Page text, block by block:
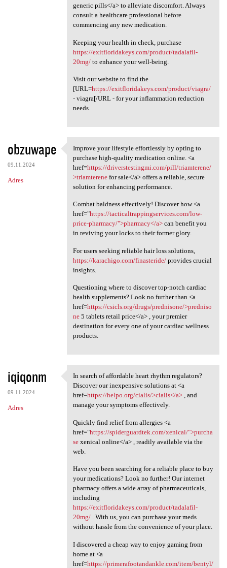
generic pills</a> to alleviate discomfort. Always
consult a healthcare professional before
commencing any new medication.
Keeping your health in check, purchase
https://exitfloridakeys.com/product/tadalafil-
20mg/to enhance your well-being.
Visit our website to find the
[URL=https://exitfloridakeys.com/product/viagra/
- viagra[/URL - for your inflammation reduction
needs.
obzuwape
09.11.2024
Adres
Improve your lifestyle
Improve your lifestyle effortlessly by opting to
purchase high-quality medication online. <a
href=https://driverstestingmi.com/pill/triamterene/
>triamterenefor sale</a> offers a reliable, secure
solution for enhancing performance.
Combat baldness effectively! Discover how <a
href="https://tacticaltrappingservices.com/low-
price-pharmacy/">pharmacy</a>can benefit you
in reviving your locks to their former glory.
For users seeking reliable hair loss solutions,
https://karachigo.com/finasteride/provides crucial
insights.
Questioning where to discover top-notch cardiac
health supplements? Look no further than <a
href=https://csicls.org/drugs/prednisone/>predniso
ne5 tablets retail price</a> , your premier
destination for every one of your cardiac wellness
products.
iqiqonm
09.11.2024
Adres
In search of affordable heart
In search of affordable heart rhythm regulators?
Discover our inexpensive solutions at <a
href=https://helpo.org/cialis/>cialis</a>, and
manage your symptoms effectively.
Quickly find relief from allergies <a
href="https://spiderguardtek.com/xenical/">purcha
sexenical online</a> , readily available via the
web.
Have you been searching for a reliable place to buy
your medications? Look no further! Our internet
pharmacy offers a wide array of pharmaceuticals,
including
https://exitfloridakeys.com/product/tadalafil-
20mg/. With us, you can purchase your meds
without hassle from the convenience of your place.
I discovered a cheap way to enjoy gaming from
home at <a
href=https://primerafootandankle.com/item/bentyl/